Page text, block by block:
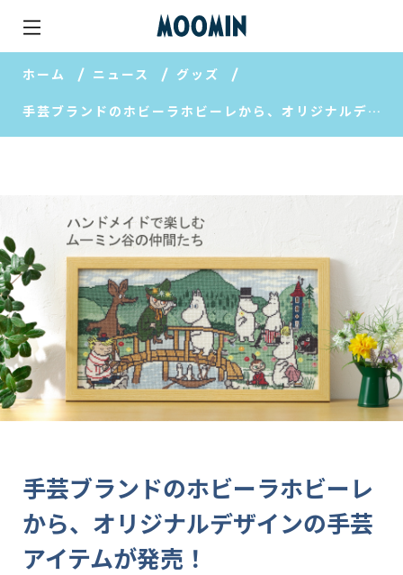
ホーム ニュース グッズ
手芸ブランドのホビーラホビーレから、オリジナルデザインの手芸アイテムが発売！
手芸ブランドのホビーラホビーレ
から、オリジナルデザインの手芸
アイテムが発売！